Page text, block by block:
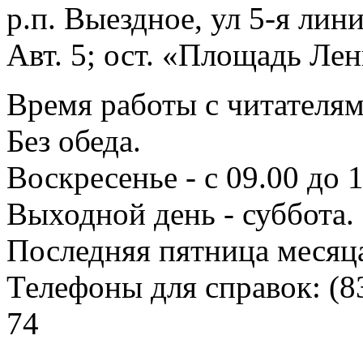
р.п. Выездное, ул 5-я
Авт. 5; ост. «Площадь
Время работы с
Без обеда.
Воскресенье - с 09.00 до
Выходной день - суббота.
Последняя пятница
Телефоны для справок:
74